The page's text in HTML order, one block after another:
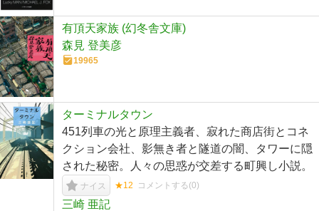
有頂天家族 (幻冬舎文庫)
森見 登美彦
19965
ターミナルタウン
451列車の光と原理主義者、寂れた商店街とコネ
クション会社、影無き者と隧道の闇、タワーに隠
された秘密。人々の思惑が交差する町興し小説。
ナイス ★12 コメントする(0)
三崎 亜記